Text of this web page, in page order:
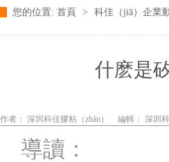
科佳UV無影膠水動態 科佳快幹膠動
您的位置: 首頁 > 科佳（jiā）企業
什麽是
作者： 深圳科佳膠粘（zhān） 編輯： 深圳
導讀：